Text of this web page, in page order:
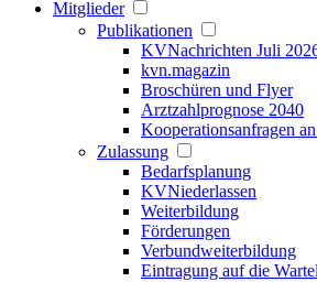
Mitglieder
Publikationen
KVNachrichten Juli
kvn.magazin
Broschüren und Flyer
Arztzahlprognose 2040
Kooperationsanfragen
Zulassung
Bedarfsplanung
KVNiederlassen
Weiterbildung
Förderungen
Verbundweiterbildung
Eintragung auf die